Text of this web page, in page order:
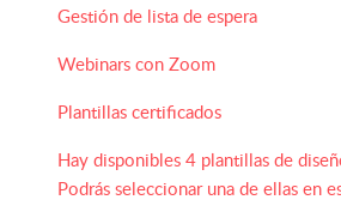
Gestión de lista de espera
Webinars con Zoom
Plantillas certificados
Hay disponibles 4 plantillas de
Podrás seleccionar una de ellas en